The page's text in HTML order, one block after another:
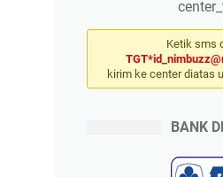
Ketik sms
kirim ke center diatas
BANK